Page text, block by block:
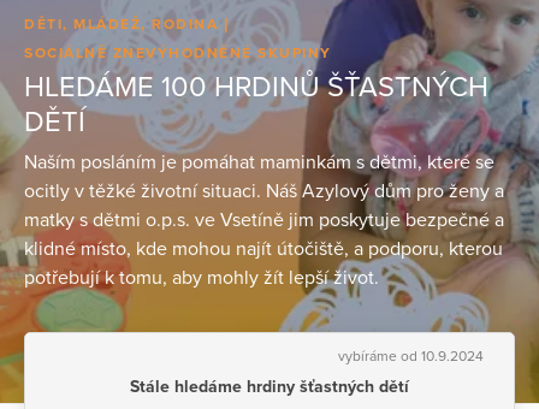
DĚTI, MLÁDEŽ, RODINA
SOCIÁLNĚ ZNEVÝHODNĚNÉ SKUPINY
HLEDÁME 100 HRDINŮ ŠŤASTNÝCH
DĚTÍ
Naším posláním je pomáhat maminkám s dětmi, které se
ocitly v těžké životní situaci. Náš Azylový dům pro ženy a
matky s dětmi o.p.s. ve Vsetíně jim poskytuje bezpečné a
klidné místo, kde mohou najít útočiště, a podporu, kterou
potřebují k tomu, aby mohly žít lepší život.
vybíráme od 10.9.2024
Stále hledáme hrdiny šťastných dětí